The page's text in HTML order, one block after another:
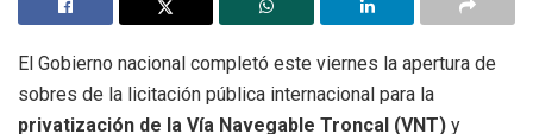
El Gobierno nacional completó este viernes la apertura de
sobres de la licitación pública internacional para la
privatización de la Vía Navegable Troncal (VNT) y